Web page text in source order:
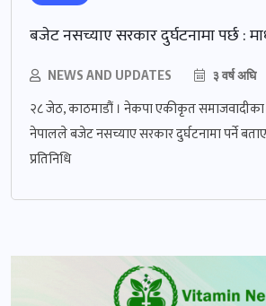
बजेट नसच्याए सरकार दुर्घटनामा पर्छ :
NEWS AND UPDATES ३ वर्ष अघि
२८ जेठ, काठमाडौं । नेकपा एकीकृत
नेपालले बजेट नसच्याए सरकार दुर्घटनामा पर्ने
प्रतिनिधि